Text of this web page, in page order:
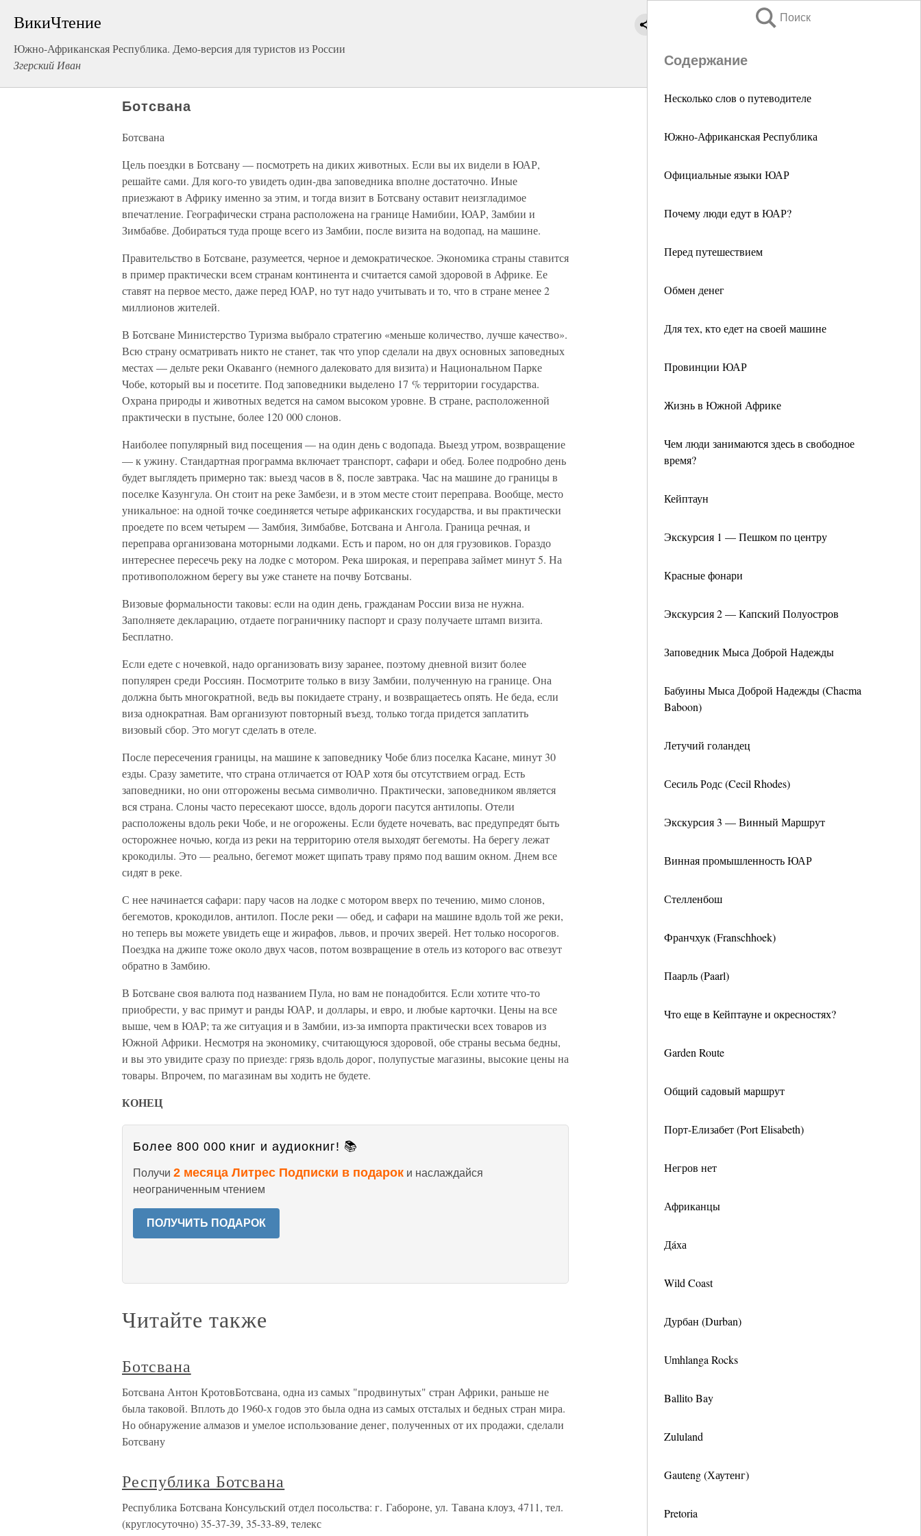
ВикиЧтение
Южно-Африканская Республика. Демо-версия для туристов из России
Згерский Иван
Поиск
Содержание
Несколько слов о путеводителе
Южно-Африканская Республика
Официальные языки ЮАР
Почему люди едут в ЮАР?
Перед путешествием
Обмен денег
Для тех, кто едет на своей машине
Провинции ЮАР
Жизнь в Южной Африке
Чем люди занимаются здесь в свободное
время?
Кейптаун
Экскурсия 1 — Пешком по центру
Красные фонари
Экскурсия 2 — Капский Полуостров
Заповедник Мыса Доброй Надежды
Бабуины Мыса Доброй Надежды (Chacma
Baboon)
Летучий голандец
Сесиль Родс (Cecil Rhodes)
Экскурсия 3 — Винный Маршрут
Винная промышленность ЮАР
Стелленбош
Франчхук (Franschhoek)
Паарль (Paarl)
Что еще в Кейптауне и окресностях?
Garden Route
Общий садовый маршрут
Порт-Елизабет (Port Elisabeth)
Негров нет
Африканцы
Дáха
Wild Coast
Дурбан (Durban)
Umhlanga Rocks
Ballito Bay
Zululand
Gauteng (Хаутенг)
Pretoria
Ботсвана
Ботсвана
Цель поездки в Ботсвану — посмотреть на диких животных. Если вы их видели в ЮАР,
решайте сами. Для кого-то увидеть один-два заповедника вполне достаточно. Иные
приезжают в Африку именно за этим, и тогда визит в Ботсвану оставит неизгладимое
впечатление. Географически страна расположена на границе Намибии, ЮАР, Замбии и
Зимбабве. Добираться туда проще всего из Замбии, после визита на водопад, на машине.
Правительство в Ботсване, разумеется, черное и демократическое. Экономика страны ставится
в пример практически всем странам континента и считается самой здоровой в Африке. Ее
ставят на первое место, даже перед ЮАР, но тут надо учитывать и то, что в стране менее 2
миллионов жителей.
В Ботсване Министерство Туризма выбрало стратегию «меньше количество, лучше качество».
Всю страну осматривать никто не станет, так что упор сделали на двух основных заповедных
местах — дельте реки Окаванго (немного далековато для визита) и Национальном Парке
Чобе, который вы и посетите. Под заповедники выделено 17 % территории государства.
Охрана природы и животных ведется на самом высоком уровне. В стране, расположенной
практически в пустыне, более 120 000 слонов.
Наиболее популярный вид посещения — на один день с водопада. Выезд утром, возвращение
— к ужину. Стандартная программа включает транспорт, сафари и обед. Более подробно день
будет выглядеть примерно так: выезд часов в 8, после завтрака. Час на машине до границы в
поселке Казунгула. Он стоит на реке Замбези, и в этом месте стоит переправа. Вообще, место
уникальное: на одной точке соединяется четыре африканских государства, и вы практически
проедете по всем четырем — Замбия, Зимбабве, Ботсвана и Ангола. Граница речная, и
переправа организована моторными лодками. Есть и паром, но он для грузовиков. Гораздо
интереснее пересечь реку на лодке с мотором. Река широкая, и переправа займет минут 5. На
противоположном берегу вы уже станете на почву Ботсваны.
Визовые формальности таковы: если на один день, гражданам России виза не нужна.
Заполняете декларацию, отдаете пограничнику паспорт и сразу получаете штамп визита.
Бесплатно.
Если едете с ночевкой, надо организовать визу заранее, поэтому дневной визит более
популярен среди Россиян. Посмотрите только в визу Замбии, полученную на границе. Она
должна быть многократной, ведь вы покидаете страну, и возвращаетесь опять. Не беда, если
виза однократная. Вам организуют повторный въезд, только тогда придется заплатить
визовый сбор. Это могут сделать в отеле.
После пересечения границы, на машине к заповеднику Чобе близ поселка Касане, минут 30
езды. Сразу заметите, что страна отличается от ЮАР хотя бы отсутствием оград. Есть
заповедники, но они отгорожены весьма символично. Практически, заповедником является
вся страна. Слоны часто пересекают шоссе, вдоль дороги пасутся антилопы. Отели
расположены вдоль реки Чобе, и не огорожены. Если будете ночевать, вас предупредят быть
осторожнее ночью, когда из реки на территорию отеля выходят бегемоты. На берегу лежат
крокодилы. Это — реально, бегемот может щипать траву прямо под вашим окном. Днем все
сидят в реке.
С нее начинается сафари: пару часов на лодке с мотором вверх по течению, мимо слонов,
бегемотов, крокодилов, антилоп. После реки — обед, и сафари на машине вдоль той же реки,
но теперь вы можете увидеть еще и жирафов, львов, и прочих зверей. Нет только носорогов.
Поездка на джипе тоже около двух часов, потом возвращение в отель из которого вас отвезут
обратно в Замбию.
В Ботсване своя валюта под названием Пула, но вам не понадобится. Если хотите что-то
приобрести, у вас примут и ранды ЮАР, и доллары, и евро, и любые карточки. Цены на все
выше, чем в ЮАР; та же ситуация и в Замбии, из-за импорта практически всех товаров из
Южной Африки. Несмотря на экономику, считающуюся здоровой, обе страны весьма бедны,
и вы это увидите сразу по приезде: грязь вдоль дорог, полупустые магазины, высокие цены на
товары. Впрочем, по магазинам вы ходить не будете.
КОНЕЦ
Более 800 000 книг и аудиокниг! 📚
Получи 2 месяца Литрес Подписки в подарок и наслаждайся
неограниченным чтением
ПОЛУЧИТЬ ПОДАРОК
Читайте также
Ботсвана
Ботсвана Антон КротовБотсвана, одна из самых "продвинутых" стран Африки, раньше не
была таковой. Вплоть до 1960-х годов это была одна из самых отсталых и бедных стран мира.
Но обнаружение алмазов и умелое использование денег, полученных от их продажи, сделали
Ботсвану
Республика Ботсвана
Республика Ботсвана Консульский отдел посольства: г. Габороне, ул. Тавана клоуз, 4711, тел.
(круглосуточно) 35-37-39, 35-33-89, телекс